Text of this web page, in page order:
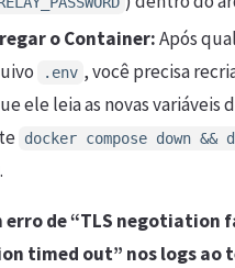
o Container:Após
.env , você precisa
ele leia as novas variáveis
docker compose down &&
.
erro de “TLS negotiation
timed out” nos logs ao